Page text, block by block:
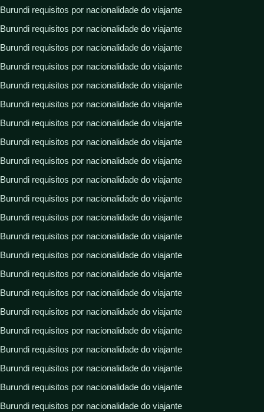
Burundi requisitos por nacionalidade do viajante
Burundi requisitos por nacionalidade do viajante
Burundi requisitos por nacionalidade do viajante
Burundi requisitos por nacionalidade do viajante
Burundi requisitos por nacionalidade do viajante
Burundi requisitos por nacionalidade do viajante
Burundi requisitos por nacionalidade do viajante
Burundi requisitos por nacionalidade do viajante
Burundi requisitos por nacionalidade do viajante
Burundi requisitos por nacionalidade do viajante
Burundi requisitos por nacionalidade do viajante
Burundi requisitos por nacionalidade do viajante
Burundi requisitos por nacionalidade do viajante
Burundi requisitos por nacionalidade do viajante
Burundi requisitos por nacionalidade do viajante
Burundi requisitos por nacionalidade do viajante
Burundi requisitos por nacionalidade do viajante
Burundi requisitos por nacionalidade do viajante
Burundi requisitos por nacionalidade do viajante
Burundi requisitos por nacionalidade do viajante
Burundi requisitos por nacionalidade do viajante
Burundi requisitos por nacionalidade do viajante